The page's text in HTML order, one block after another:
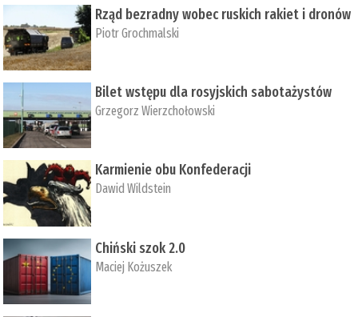
Rząd bezradny wobec ruskich rakiet i dronów
Piotr Grochmalski
Bilet wstępu dla rosyjskich sabotażystów
Grzegorz Wierzchołowski
Karmienie obu Konfederacji
Dawid Wildstein
Chiński szok 2.0
Maciej Kożuszek